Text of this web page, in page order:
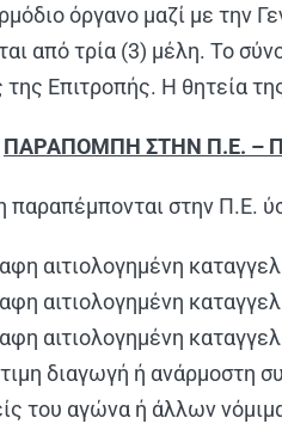
όργανο μαζί με την
από τρία (3) μέλη. Το
Επιτροπής. Η θητεία
ΠΑΡΑΠΟΜΠΗ ΣΤΗΝ Π.Ε. –
παραπέμπονται στην Π.Ε.
αιτιολογημένη
αιτιολογημένη
αιτιολογημένη
διαγωγή ή ανάρμοστη
του αγώνα ή άλλων